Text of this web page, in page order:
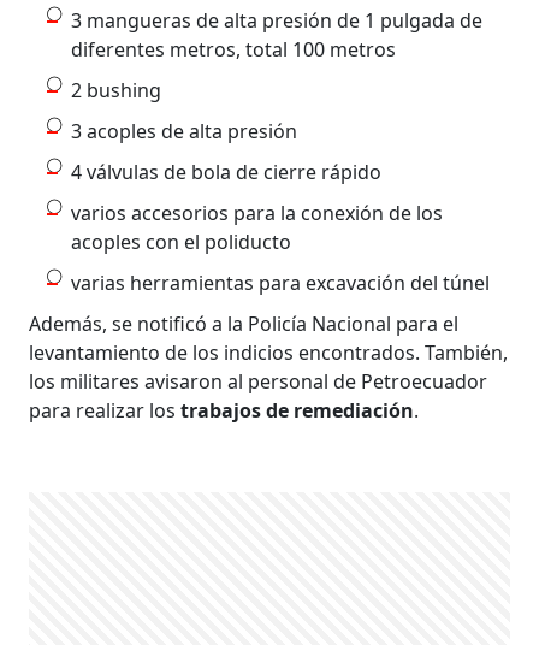
3 mangueras de alta presión de 1 pulgada de
diferentes metros, total 100 metros
2 bushing
3 acoples de alta presión
4 válvulas de bola de cierre rápido
varios accesorios para la conexión de los
acoples con el poliducto
varias herramientas para excavación del túnel
Además, se notificó a la Policía Nacional para el
levantamiento de los indicios encontrados. También,
los militares avisaron al personal de Petroecuador
para realizar lostrabajos de remediación.